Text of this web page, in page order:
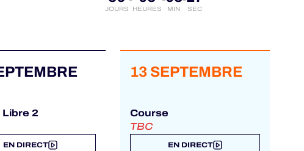
JOURS HEURES MIN SEC
2
EN DIRECT
13 SEPTEMBRE
Course
TBC
EN DIRECT